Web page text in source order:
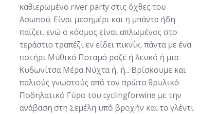
καθιερωμένο river party στις όχθες του
Ασωπού. Είναι μεσημέρι και η μπάντα ήδη
παίζει, ενώ ο κόσμος είναι απλωμένος στο
τεράστιο τραπέζι εν είδει πικνίκ, πάντα με ένα
ποτήρι Μυθικό Ποταμό ροζέ ή λευκό ή μια
Κυδωνίτσα Μέρα Νύχτα ή, ή... Βρίσκουμε και
παλιούς γνωστούς από τον πρώτο θρυλικό
Ποδηλατικό Γύρο του cyclingforwine με την
ανάβαση στη Σεμέλη υπό βροχήν και το γλέντι